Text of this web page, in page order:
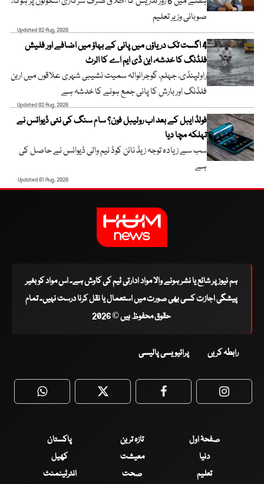
صوبائی وزیر تعلیم
Updated 02 Aug, 2026
4 اگست تک دریاؤں میں پانی کے بہاؤ میں اضافے اور فلیش
فلڈنگ کا خدشہ، این ڈی ایم اے کا الرٹ
راولپنڈی، جہلم، گوجرانوالہ سمیت نشیبی شہری علاقوں میں اربن
فلڈنگ اور بارش کا پانی جمع ہونے کا خدشہ ہے
Updated 02 Aug, 2026
فولڈ ایبل کے بعد اب رولیبل فون؟ سام سنگ کی نئی ڈیوائس نے
تہلکہ مچا دیا
سب سے زیادہ توجہ زیڈ نائن کوڈ نیم والی ڈیوائس نے حاصل کی
ہے
Updated 01 Aug, 2026
ہم نیوز پر شائع یا نشر ہونے والا مواد ادارتی ٹیم کی کاوش ہے۔ اس مواد کو بغیر
پیشگی اجازت کسی بھی صورت میں استعمال یا نقل کرنا درست نہیں۔ تمام
حقوق محفوظ ہیں © 2026
رابطہ کریں پرائیویسی پالیسی
WhatsApp Twitter Facebook
صفحۂ اول تازہ ترین
پاکستان
دنیا
معیشت
کھیل
تعلیم
صحت انٹرٹینمنٹ